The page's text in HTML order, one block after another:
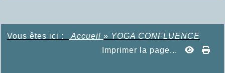
Vous êtes ici : Accueil » YOGA CONFLUENCE
Imprimer la page...